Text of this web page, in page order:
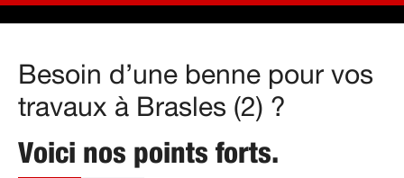
Besoin d’une benne pour vos
travaux à Brasles (2) ?
Voici nos points forts.